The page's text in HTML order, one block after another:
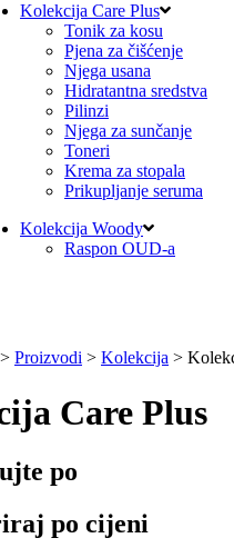
Kolekcija Care Plus
Tonik za kosu
Pjena za čišćenje
Njega usana
Hidratantna sredstva
Pilinzi
Njega za sunčanje
Toneri
Krema za stopala
Prikupljanje seruma
Kolekcija Woody
Raspon OUD-a
> Proizvodi > Kolekcija >
Care Plus
po
po cijeni